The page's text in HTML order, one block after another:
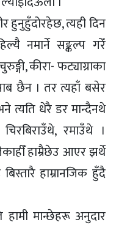
हुनुहुँदोरहेछ, त्यही दिन
नमार्ने सङ्कल्प गरेँ
कीरा- फट्याग्राका
छैन । तर त्यहाँ बसेर
त्यति धेरै डर मान्दैनथे
रमाउँथे ।
हाम्रैछेउ आएर झर्थे
हाम्रानजिक हुँदै
हामी मान्छेहरू अनुदार